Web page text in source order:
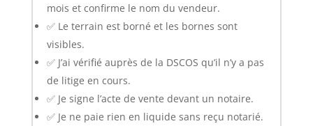
mois et confirme le nom du vendeur.
✅ Le terrain est borné et les bornes sont
visibles.
✅ J’ai vérifié auprès de la DSCOS qu’il n’y a pas
de litige en cours.
✅ Je signe l’acte de vente devant un notaire.
✅ Je ne paie rien en liquide sans reçu notarié.